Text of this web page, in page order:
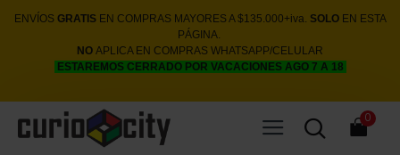
ENVÍOS GRATISEN COMPRAS MAYORES A $135.000+iva. SOLOEN ESTA
PÁGINA.
NO APLICA EN COMPRAS WHATSAPP/CELULAR
ESTAREMOS CERRADO POR VACACIONES AGO 7 A 18
0